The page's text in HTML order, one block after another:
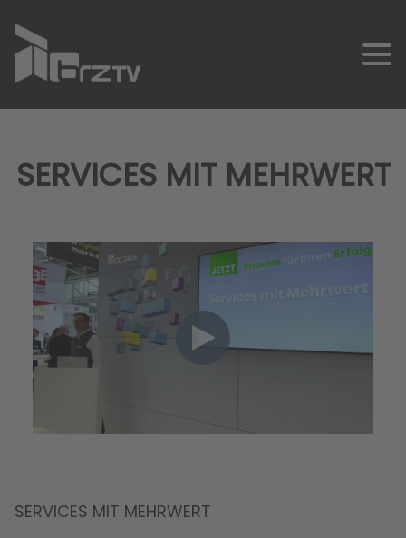
SCHNELLKONTAKT
SERVICES MIT MEHRWERT
SERVICES MIT MEHRWERT